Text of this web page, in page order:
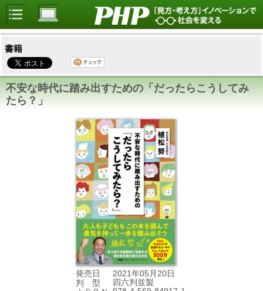
書籍
不安な時代に踏み出すための「だったらこうしてみ
たら？」
発売日
2021年05月20日
判 型
四六判並製